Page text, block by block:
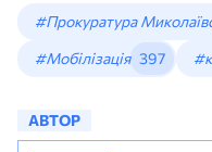
#Прокуратура
#Мобілізація 397
АВТОР